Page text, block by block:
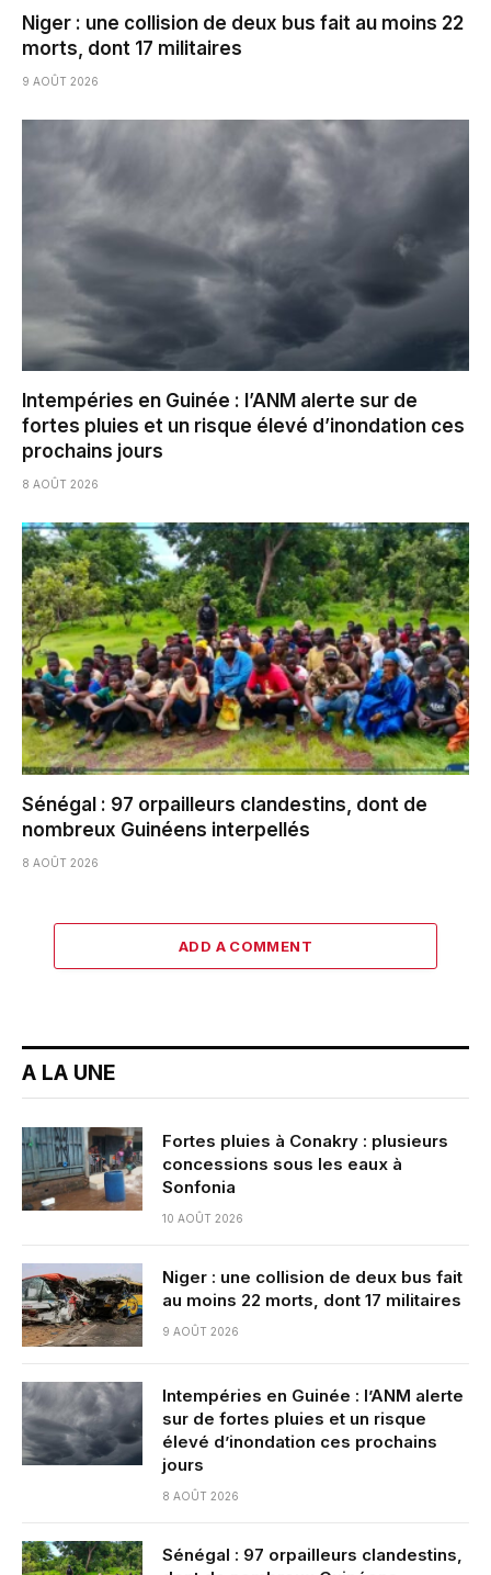
Niger : une collision de deux bus fait au moins 22
morts, dont 17 militaires
9 AOÛT 2026
Intempéries en Guinée : l’ANM alerte sur de
fortes pluies et un risque élevé d’inondation ces
prochains jours
8 AOÛT 2026
Sénégal : 97 orpailleurs clandestins, dont de
nombreux Guinéens interpellés
8 AOÛT 2026
ADD A COMMENT
A LA UNE
Fortes pluies à Conakry : plusieurs
concessions sous les eaux à
Sonfonia
10 AOÛT 2026
Niger : une collision de deux bus fait
au moins 22 morts, dont 17 militaires
9 AOÛT 2026
Intempéries en Guinée : l’ANM alerte
sur de fortes pluies et un risque
élevé d’inondation ces prochains
jours
8 AOÛT 2026
Sénégal : 97 orpailleurs clandestins,